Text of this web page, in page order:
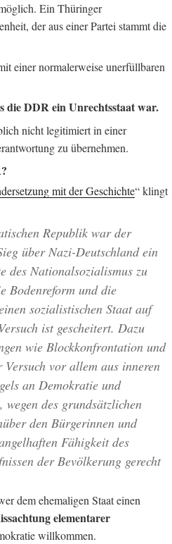
Ein Thüringer
der aus einer Partei stammt die
einer normalerweise unerfüllbaren
die DDR ein Unrechtsstaat war.
nicht legitimiert in einer
zu übernehmen.
mit der Geschichte“ klingt
Republik war der
über Nazi-Deutschland ein
des Nationalsozialismus zu
Bodenreform und die
sozialistischen Staat auf
ist gescheitert. Dazu
wie Blockkonfrontation und
vor allem aus inneren
an Demokratie und
, wegen des grundsätzlichen
den Bürgerinnen und
Fähigkeit des
der Bevölkerung gerecht
dem ehemaligen Staat einen
elementarer
willkommen.